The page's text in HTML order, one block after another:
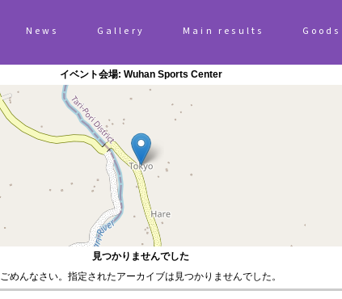
News Gallery Main results Goods
イベント会場: Wuhan Sports Center
見つかりませんでした
ごめんなさい。指定されたアーカイブは見つかりませんでした。